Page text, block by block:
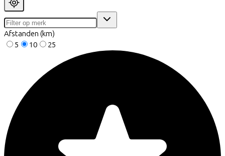
Afstanden (km)
5
10 25